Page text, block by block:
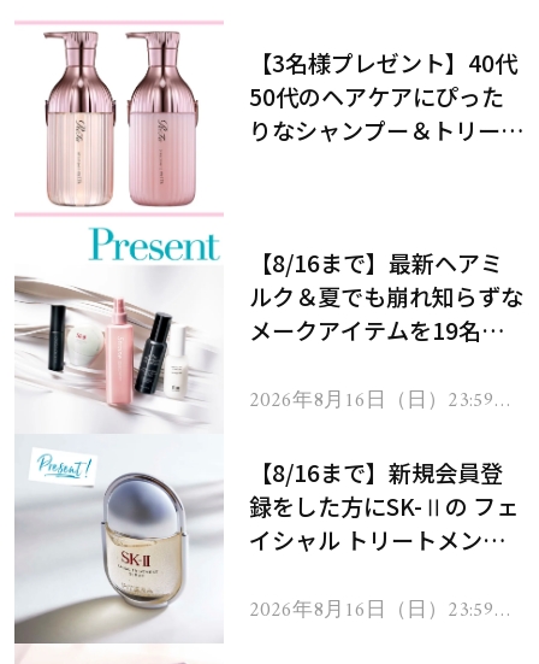
【3名様プレゼント】40代
50代のヘアケアにぴった
りなシャンプー＆トリート
【8/16まで】最新ヘアミ
ルク＆夏でも崩れ知らずな
メークアイテムを19名様
2026年8月16日（日）23:59ま
【8/16まで】新規会員登
録をした方にSK-Ⅱの フェ
イシャル トリートメント
2026年8月16日（日）23:59ま